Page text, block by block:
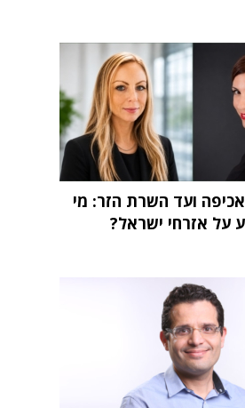
ועד השרת הזר: מי
על אזרחי ישראל?